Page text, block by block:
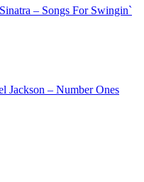
– Songs For Swingin`
Jackson – Number Ones